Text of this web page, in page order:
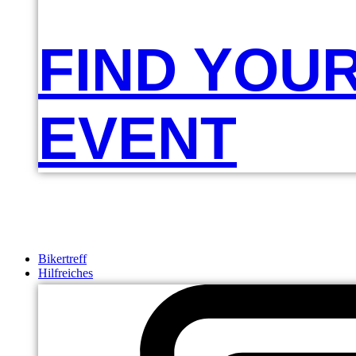
FIND
EVENT
Bikertreff
Hilfreiches